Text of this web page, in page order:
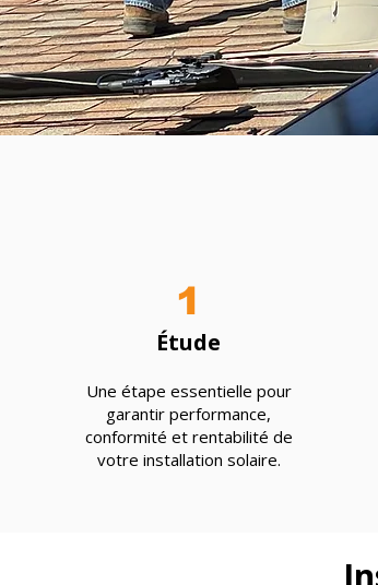
1
Étude
Une étape essentielle pour
garantir performance,
conformité et rentabilité de
votre installation solaire.